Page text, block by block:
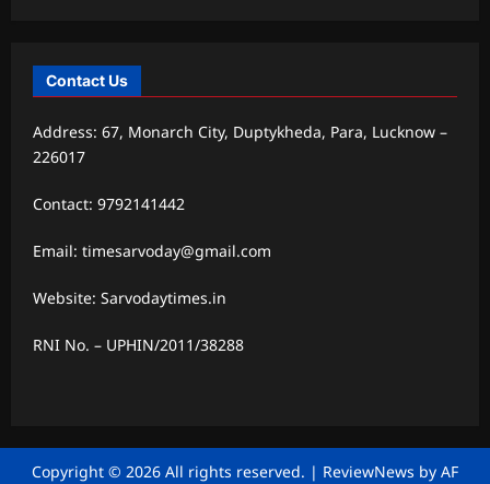
Contact Us
Address: 67, Monarch City, Duptykheda, Para, Lucknow –
226017
Contact: 9792141442
Email: timesarvoday@gmail.com
Website: Sarvodaytimes.in
RNI No. – UPHIN/2011/38288
Copyright © 2026 All rights reserved. | ReviewNews by AF